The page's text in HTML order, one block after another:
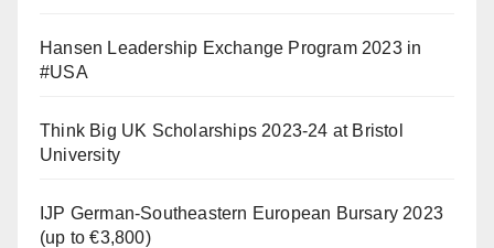
Hansen Leadership Exchange Program 2023 in
#USA
Think Big UK Scholarships 2023-24 at Bristol
University
IJP German-Southeastern European Bursary 2023
(up to €3,800)